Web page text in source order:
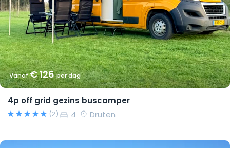
Vanaf€ 126per dag
4p off grid gezins buscamper
(2) 4 Druten